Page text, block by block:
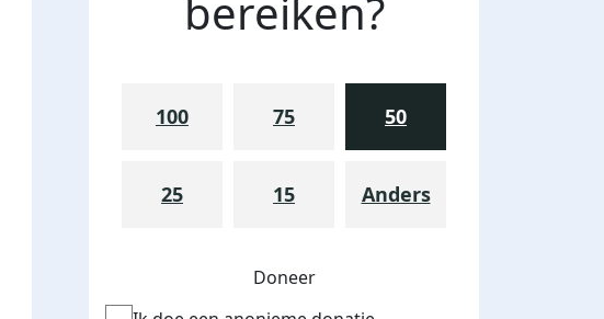
bereiken?
100 75 50
25 15 Anders
Doneer